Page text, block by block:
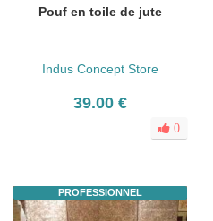
Pouf en toile de jute
Indus Concept Store
39.00 €
0
PROFESSIONNEL